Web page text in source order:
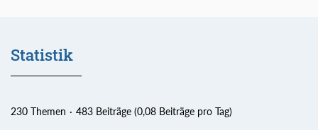
Statistik
230 Themen 483 Beiträge (0,08 Beiträge pro Tag)